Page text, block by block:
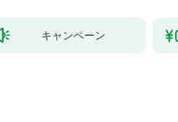
キャンペーン